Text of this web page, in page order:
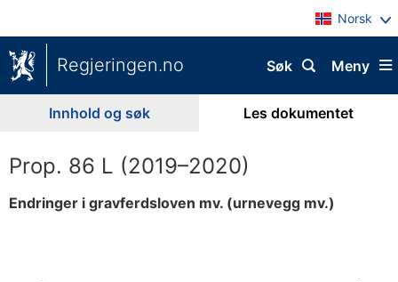
Norsk
Regjeringen.no Meny
Søk
Innhold og søk Les dokumentet
Prop. 86 L (2019–2020)
Endringer i gravferdsloven mv. (urnevegg mv.)